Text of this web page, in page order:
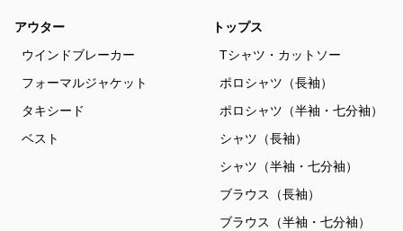
アウター
ウインドブレーカー
フォーマルジャケット
タキシード
ベスト
トップス
Tシャツ・カットソー
ポロシャツ（長袖）
ポロシャツ（半袖・七分袖）
シャツ（長袖）
シャツ（半袖・七分袖）
ブラウス（長袖）
ブラウス（半袖・七分袖）